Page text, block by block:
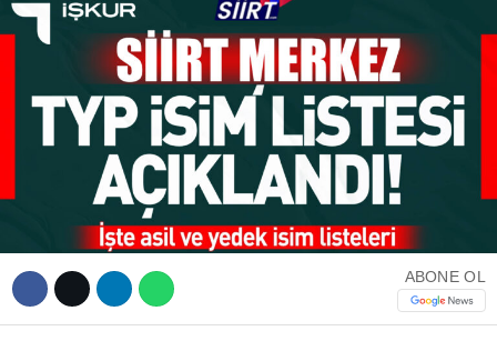
WhatsApp İhbar Hattı
Facebook
NÖBETÇI ECZANELER
ABONE OL